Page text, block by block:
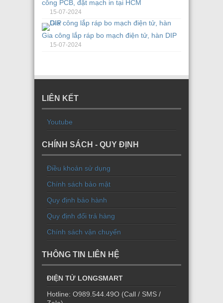
công PCB, đặt mạch in tại HCM
15-07-2024
Gia công lắp ráp bo mạch điện tử, hàn DIP
15-07-2024
LIÊN KẾT
Youtube
CHÍNH SÁCH - QUY ĐỊNH
Điều khoản sử dụng
Chính sách bảo mật
Quy định bảo hành
Quy định đổi trả hàng
Chính sách vận chuyển
THÔNG TIN LIÊN HỆ
ĐIỆN TỬ LONGSMART
Hotline: O989.544.49O (Call / SMS /